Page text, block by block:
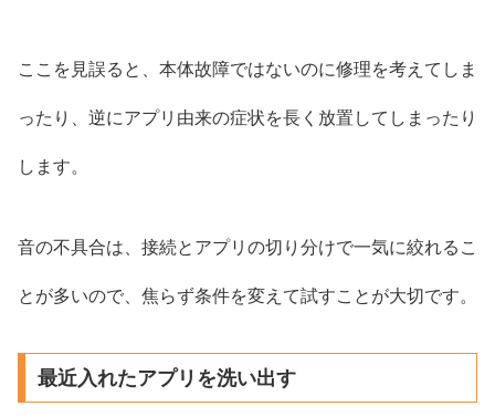
ここを見誤ると、本体故障ではないのに修理を考えてしま
ったり、逆にアプリ由来の症状を長く放置してしまったり
します。
音の不具合は、接続とアプリの切り分けで一気に絞れるこ
とが多いので、焦らず条件を変えて試すことが大切です。
最近入れたアプリを洗い出す